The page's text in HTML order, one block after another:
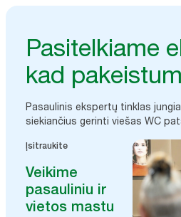
Pasitelkiame
kad
Pasaulinis ekspertų tinklas
siekiančius gerinti viešas WC
Įsitraukite
Veikime
pasauliniu ir
vietos mastu